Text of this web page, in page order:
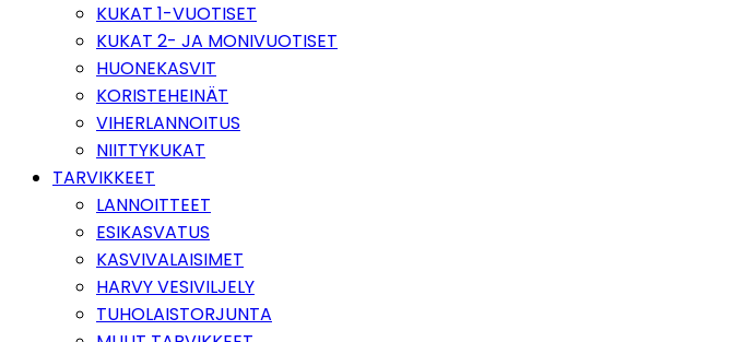
KUKAT 1-VUOTISET
KUKAT 2- JA MONIVUOTISET
HUONEKASVIT
KORISTEHEINÄT
VIHERLANNOITUS
NIITTYKUKAT
TARVIKKEET
LANNOITTEET
ESIKASVATUS
KASVIVALAISIMET
HARVY VESIVILJELY
TUHOLAISTORJUNTA